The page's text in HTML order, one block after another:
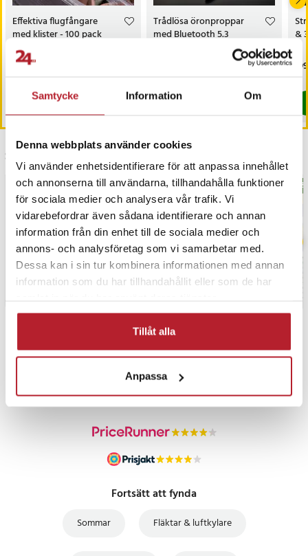
Samtycke Information Om
Denna webbplats använder cookies
Vi använder enhetsidentifierare för att anpassa innehållet
och annonserna till användarna, tillhandahålla funktioner
för sociala medier och analysera vår trafik. Vi
vidarebefordrar även sådana identifierare och annan
information från din enhet till de sociala medier och
annons- och analysföretag som vi samarbetar med.
Dessa kan i sin tur kombinera informationen med annan
information som du har tillhandahållit eller som de har
Tillåt alla
Anpassa
Effektiva flugfångare
med klister - 100 pack
Pris:119 kr
119 kr
Köp
Trådlösa öronproppar
med Bluetooth 5.3
&
Senast besökta
BÄSTSÄLJARE
PRISGARANTI
UTFÖRSÄLJNING
Fortsätt att fynda
Sommar Fläktar & luftkylare